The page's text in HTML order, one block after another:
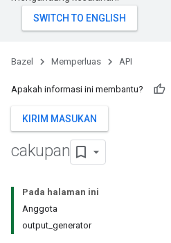
Bazel Memperluas API
Apakah informasi ini membantu?
KIRIM MASUKAN
cakupan
Pada halaman ini
Anggota
output_generator